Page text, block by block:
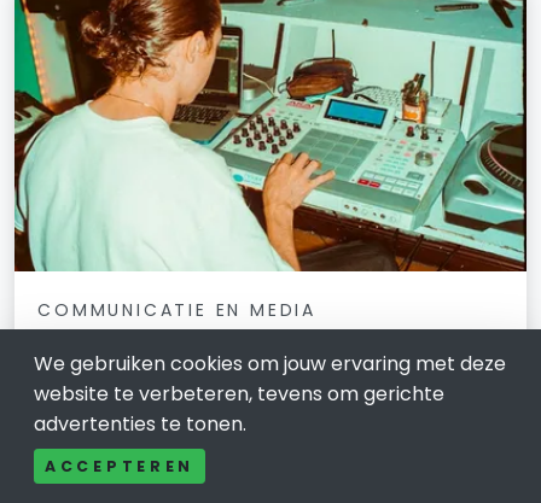
COMMUNICATIE EN MEDIA
Rivierenland Radio: trots op de regio,
trots op elkaar
7 oktober 2025
Wat maakt een regio bijzonder? Het zijn de mensen,
We gebruiken cookies om jouw ervaring met deze
website te verbeteren, tevens om gerichte
advertenties te tonen.
ACCEPTEREN